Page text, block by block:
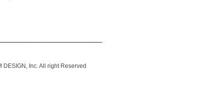
Inc. All right Reserved